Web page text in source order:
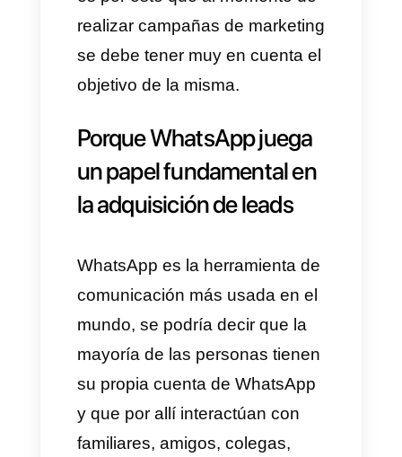
Existen 2 tipos de leads o dos
puntos de vista distintos con
respecto a estos. Para
marketing, unleades un
usuario o persona que ha
compartido sus datos y los
base de datos donde la
interactuar con esta persona.
Por su parte, si hablamos de
ventas. Se puede tomar como